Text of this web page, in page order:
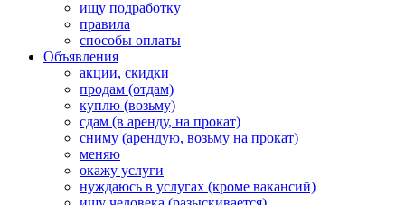
ищу подработку
правила
способы оплаты
Объявления
акции, скидки
продам (отдам)
куплю (возьму)
сдам (в аренду, на прокат)
сниму (арендую, возьму на прокат)
меняю
окажу услуги
нуждаюсь в услугах (кроме вакансий)